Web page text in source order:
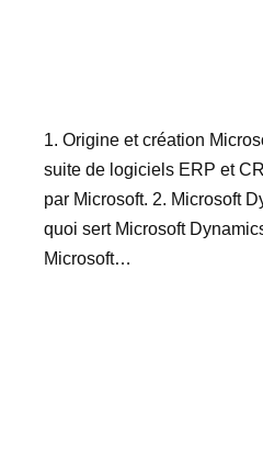
1. Origine et création
suite de logiciels ERP et
par Microsoft. 2. Microsoft
quoi sert Microsoft
Microsoft…